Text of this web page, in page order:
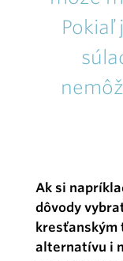
Pokiaľ
Ak si
dôvody
alternatívu i